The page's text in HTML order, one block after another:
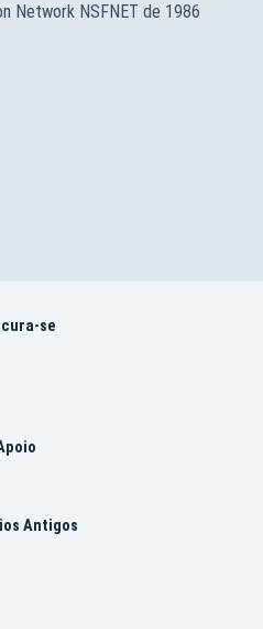
Network NSFNET de 1986
se
Antigos